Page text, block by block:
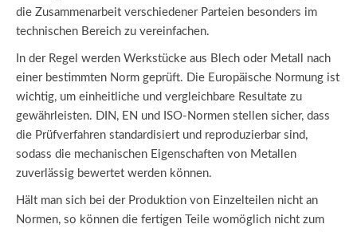
die Zusammenarbeit verschiedener Parteien besonders im
technischen Bereich zu vereinfachen.
In der Regel werden Werkstücke aus Blech oder Metall nach
einer bestimmten Norm geprüft. Die Europäische Normung ist
wichtig, um einheitliche und vergleichbare Resultate zu
gewährleisten. DIN, EN und ISO-Normen stellen sicher, dass
die Prüfverfahren standardisiert und reproduzierbar sind,
sodass die mechanischen Eigenschaften von Metallen
zuverlässig bewertet werden können.
Hält man sich bei der Produktion von Einzelteilen nicht an
Normen, so können die fertigen Teile womöglich nicht zum